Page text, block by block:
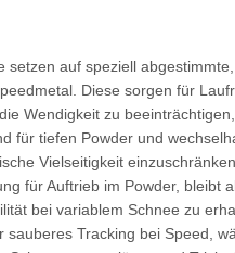
setzen auf speziell
Diese sorgen für
Wendigkeit zu
für tiefen Powder und
Vielseitigkeit
für Auftrieb im Powder, bleibt
bei variablem Schnee zu
sauberes Tracking bei Speed,